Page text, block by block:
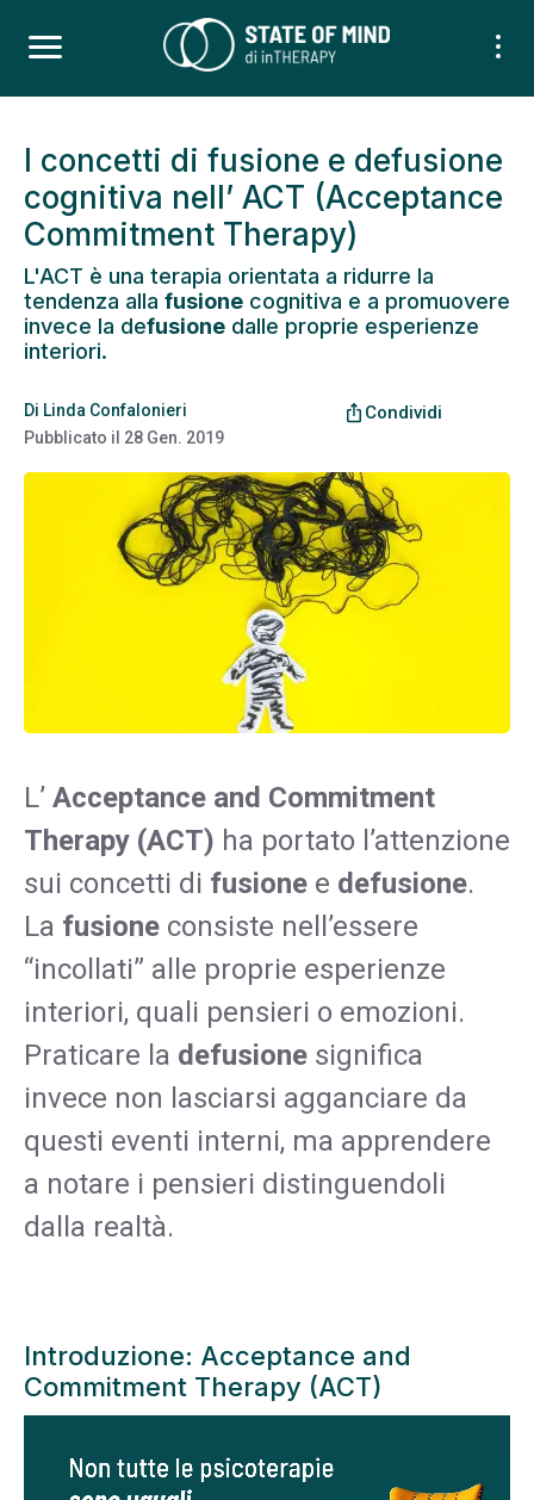
I concetti di fusione e defusione
cognitiva nell’ ACT (Acceptance
Commitment Therapy)
L'ACT è una terapia orientata a ridurre la
tendenza alla fusione cognitiva e a promuovere
invece la defusione dalle proprie esperienze
interiori.
Di Linda Confalonieri
Pubblicato il 28 Gen. 2019
ios_share Condividi
L’ Acceptance and Commitment
Therapy (ACT) ha portato l’attenzione
sui concetti di fusione e defusione.
La fusione consiste nell’essere
“incollati” alle proprie esperienze
interiori, quali pensieri o emozioni.
Praticare la defusione significa
invece non lasciarsi agganciare da
questi eventi interni, ma apprendere
a notare i pensieri distinguendoli
dalla realtà.
Introduzione: Acceptance and
Commitment Therapy (ACT)